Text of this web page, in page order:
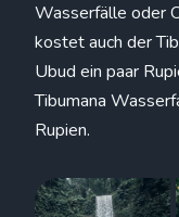
Wasserfälle oder
kostet auch der
Ubud ein paar
Tibumana
Rupien.